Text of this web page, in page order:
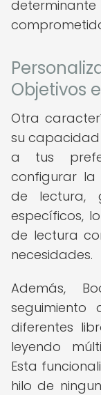
Objetivos
Otra
su
a tus
configurar la
de lectura,
específicos,
de lectura
necesidades.
Además,
diferentes
leyendo
Esta
hilo de